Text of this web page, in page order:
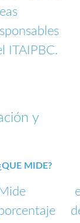
ITAIPBC.
y
MIDE?
Mide